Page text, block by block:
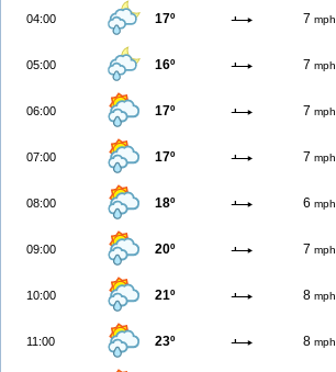
04:00 17º 7 mph
05:00 16º 7 mph
06:00 17º 7 mph
07:00 17º 7 mph
08:00 18º 6 mph
09:00 20º 7 mph
10:00 21º 8 mph
11:00 23º 8 mph